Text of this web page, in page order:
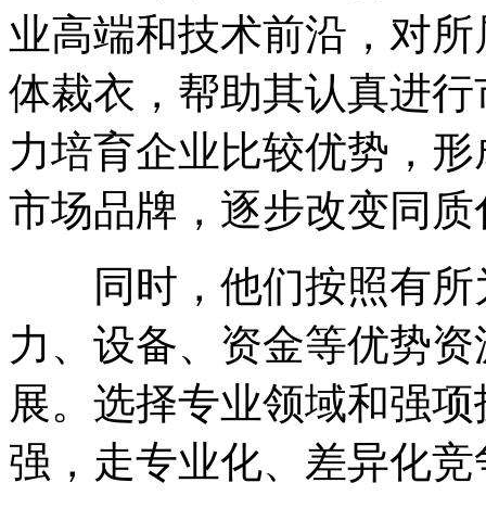
业高端和技术前沿，对
体裁衣，帮助其认真进
力培育企业比较优势，
市场品牌，逐步改变同
同时，他们按照有所
力、设备、资金等优势
展。选择专业领域和强
强，走专业化、差异化